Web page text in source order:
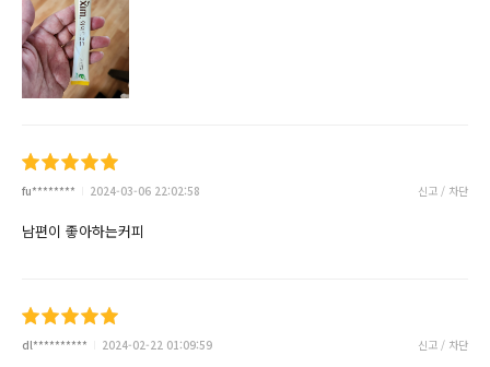
fu******** 2024-03-06 22:02:58 신고 / 차단
남편이 좋아하는커피
dl********** 2024-02-22 01:09:59 신고 / 차단